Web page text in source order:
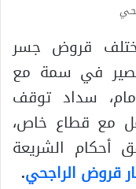
قروض جسر
في سمة مع
سداد توقف
مع قطاع خاص،
أحكام الشريعة
قروض الراجحي.